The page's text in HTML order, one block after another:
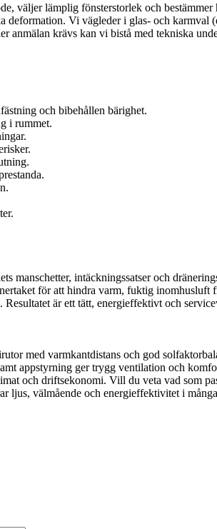
väljer lämplig fönsterstorlek och
Vi vägleder i glas- och karmval
krävs kan vi bistå med tekniska
och bibehållen bärighet.
i rummet.
intäckningssatser och
för att hindra varm, fuktig
är ett tätt, energieffektivt och
med varmkantdistans och god
appstyrning ger trygg ventilation och
och driftsekonomi. Vill du veta vad som
ljus, välmående och energieffektivitet i